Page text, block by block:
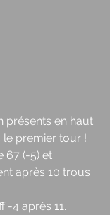
présents en haut
premier tour !
67 (-5) et
après 10 trous
-4 après 11.